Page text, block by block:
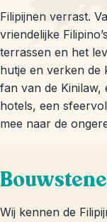
Filipijnen verrast.
vriendelijke
terrassen en het
hutje en verken de
fan van de Kinilaw,
hotels, een
mee naar de
Wij kennen de